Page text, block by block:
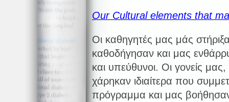
Our Cultural elements that
Οι καθηγητές μας μάς
καθοδήγησαν και μας
και υπεύθυνοι. Οι γονείς
χάρηκαν ιδιαίτερα που
πρόγραμμα και μας